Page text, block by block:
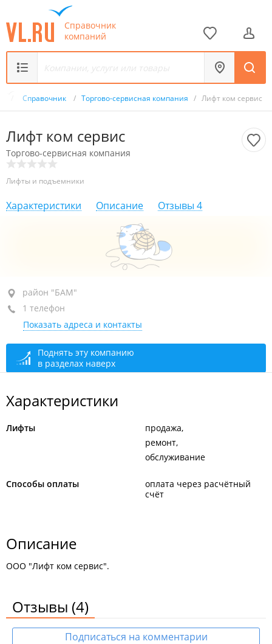
Справочник
компаний
Справочник / Торгово-сервисная компания / Лифт ком сервис
Лифт ком сервис
Торгово-сервисная компания
Лифты и подъемники
Характеристики Описание Отзывы 4
район "БАМ", ул. Героев Варяга, 5
3-й подъезд
+7 (423) 277-82-10
круглосуточно
район "БАМ"
1 телефон
Показать адреса и контакты
Поднять эту компанию
в разделах наверх
Характеристики
Лифты
продажа
ремонт
обслуживание
Способы оплаты
оплата через расчётный
счёт
Описание
ООО "Лифт ком сервис".
Отзывы (4)
Подписаться на комментарии